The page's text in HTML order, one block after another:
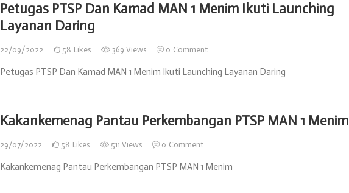
Petugas PTSP Dan Kamad MAN 1 Menim Ikuti Launching
Layanan Daring
22/09/2022 58 Likes 369 Views 0 Comment
Petugas PTSP Dan Kamad MAN 1 Menim Ikuti Launching Layanan Daring
Kakankemenag Pantau Perkembangan PTSP MAN 1 Menim
29/07/2022 58 Likes 511 Views 0 Comment
Kakankemenag Pantau Perkembangan PTSP MAN 1 Menim